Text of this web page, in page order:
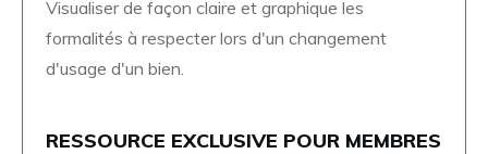
Visualiser de façon claire et graphique les
formalités à respecter lors d'un changement
d'usage d'un bien.
RESSOURCE EXCLUSIVE POUR MEMBRES